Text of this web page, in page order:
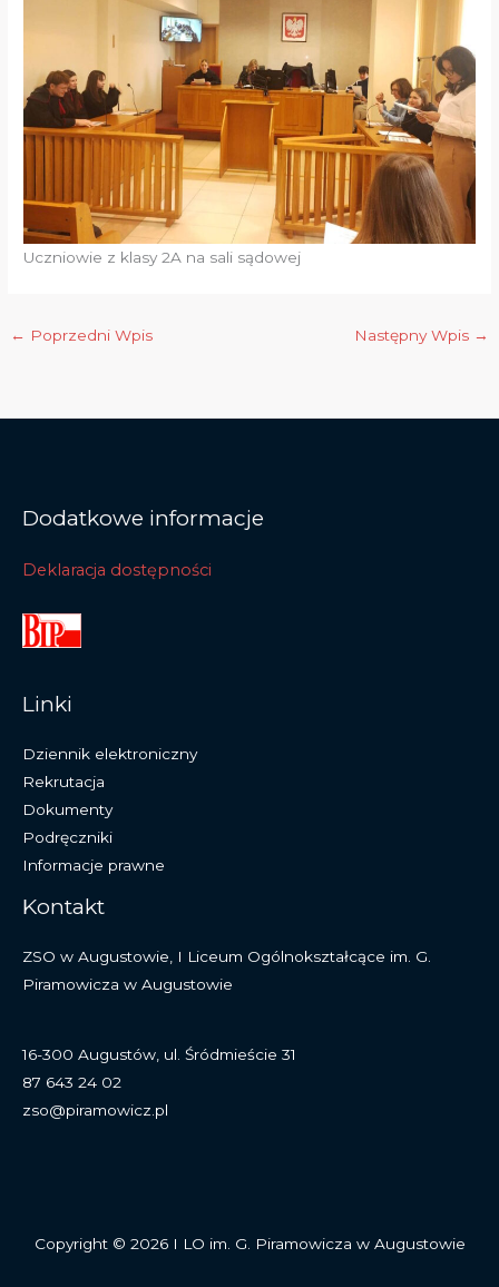
Uczniowie z klasy 2A na sali sądowej
← Poprzedni Wpis Następny Wpis →
Dodatkowe informacje
Deklaracja dostępności
Linki
Dziennik elektroniczny
Rekrutacja
Dokumenty
Podręczniki
Informacje prawne
Kontakt
ZSO w Augustowie, I Liceum Ogólnokształcące im. G.
Piramowicza w Augustowie
16-300 Augustów, ul. Śródmieście 31
87 643 24 02
zso@piramowicz.pl
Copyright © 2026 I LO im. G. Piramowicza w Augustowie